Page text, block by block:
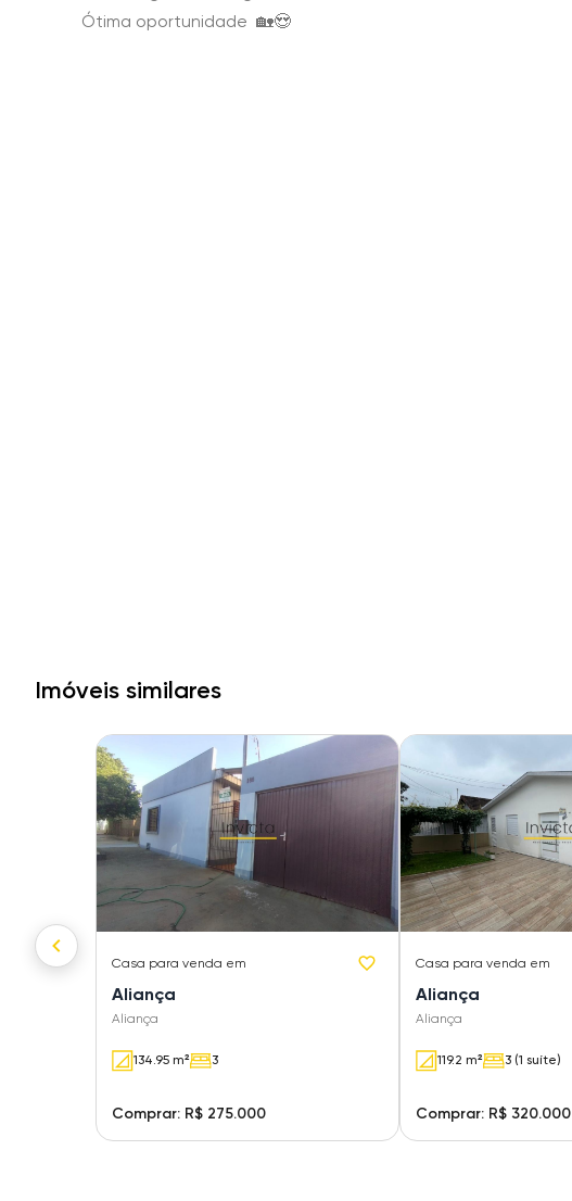
Ótima oportunidade 🏡😍
Imóveis similares
Casa para venda em
Aliança
Aliança
134.95 m² 3
Comprar: R$ 275.000
Casa para venda em
Aliança
Aliança
119.2 m² 3 (1 suíte)
Comprar: R$ 320.000